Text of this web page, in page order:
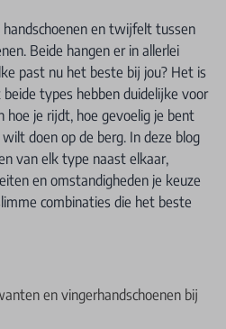
en twijfelt tussen
Beide hangen er in allerlei
past nu het beste bij jou? Het is
types hebben duidelijke voor
hoe je rijdt, hoe gevoelig je bent
doen op de berg. In deze blog
van elk type naast elkaar,
en omstandigheden je keuze
combinaties die het beste
en vingerhandschoenen bij